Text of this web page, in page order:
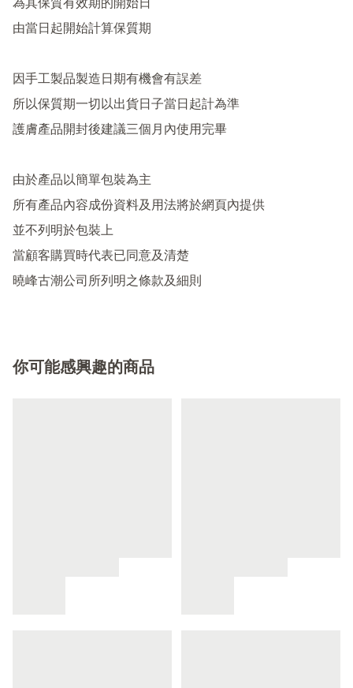
為其保質有效期的開始日
由當日起開始計算保質期
因手工製品製造日期有機會有誤差
所以保質期一切以出貨日子當日起計為準
護膚產品開封後建議三個月內使用完畢
由於產品以簡單包裝為主
所有產品內容成份資料及用法將於網頁內提供
並不列明於包裝上
當顧客購買時代表已同意及清楚
你可能感興趣的商品